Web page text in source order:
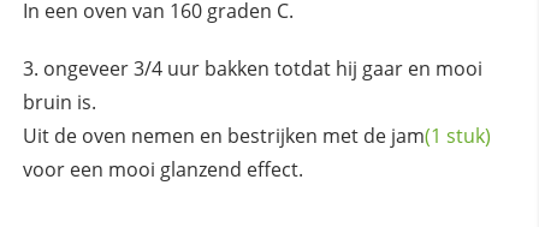
In een oven van 160 graden C.
ongeveer 3/4 uur bakken totdat hij gaar en mooi
bruin is.
Uit de oven nemen en bestrijken met de jam(1 stuk)
voor een mooi glanzend effect.